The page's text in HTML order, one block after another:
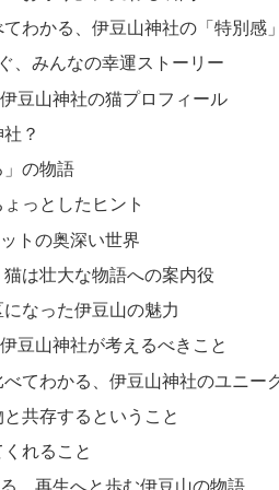
わかる、伊豆山神社の「特別感
、みんなの幸運ストーリー
豆山神社の猫プロフィール
？
」の物語
っとしたヒント
トの奥深い世界
は壮大な物語への案内役
なった伊豆山の魅力
豆山神社が考えるべきこと
てわかる、伊豆山神社のユニー
共存するということ
れること
。再生へと歩む伊豆山の物語